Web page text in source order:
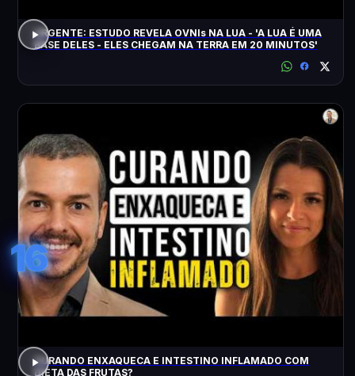
URGENTE: ESTUDO REVELA OVNIs NA LUA - 'A LUA É UMA
BASE DELES - ELES CHEGAM NA TERRA EM 20 MINUTOS'
16
CURANDO ENXAQUECA E INTESTINO INFLAMADO COM
DIETA DAS FRUTAS?